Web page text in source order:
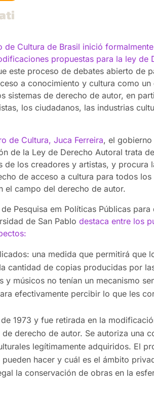
de Cultura de Brasil inició
propuestas para la ley de
este proceso de debates abierto de
a conocimiento y cultura como un
sistemas de derecho de autor, en
los ciudadanos, las industrias
de Cultura, Juca Ferreira, el gobierno
de la Ley de Derecho Autoral trata de
los creadores y artistas, y procura
de acceso a cultura para todos los
el campo del derecho de autor.
Pesquisa em Políticas Públicas para
de San Pablodestaca entre los
una medida que permitirá que
cantidad de copias producidas por
y músicos no tenían un mecanismo
efectivamente percibir lo que les
1973 y fue retirada en la
derecho de autor. Se autoriza una
legítimamente adquiridos. El
hacer y cuál es el ámbito
la conservación de obras en la